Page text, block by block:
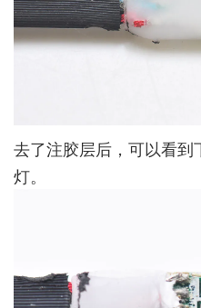
去了注胶层后，可以看
灯。